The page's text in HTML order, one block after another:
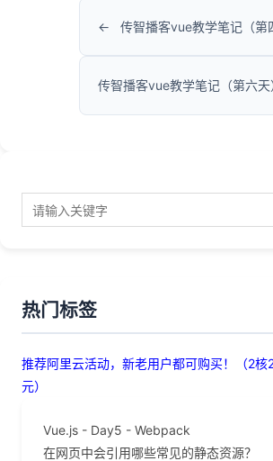
传智播客vue教学笔记（第
传智播客vue教学笔记（第六天
热门标签
推荐阿里云活动，新老用户都可购买！（2
元）
Vue.js - Day5 - Webpack
在网页中会引用哪些常见的静态资源？